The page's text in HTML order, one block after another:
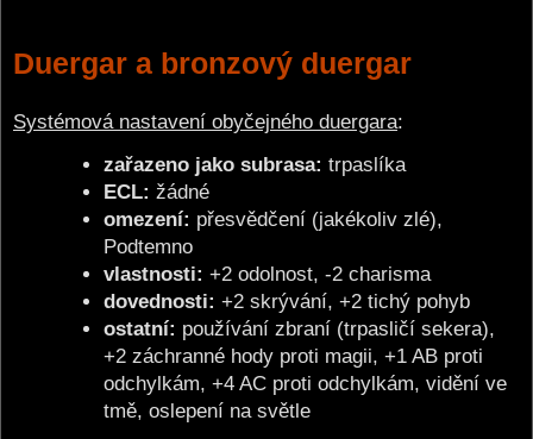
Duergar a bronzový duergar
Systémová nastavení obyčejného duergara:
zařazeno jako subrasa: trpaslíka
ECL: žádné
omezení: přesvědčení (jakékoliv zlé),
Podtemno
vlastnosti: +2 odolnost, -2 charisma
dovednosti: +2 skrývání, +2 tichý pohyb
ostatní: používání zbraní (trpasličí sekera),
+2 záchranné hody proti magii, +1 AB proti
odchylkám, +4 AC proti odchylkám, vidění ve
tmě, oslepení na světle